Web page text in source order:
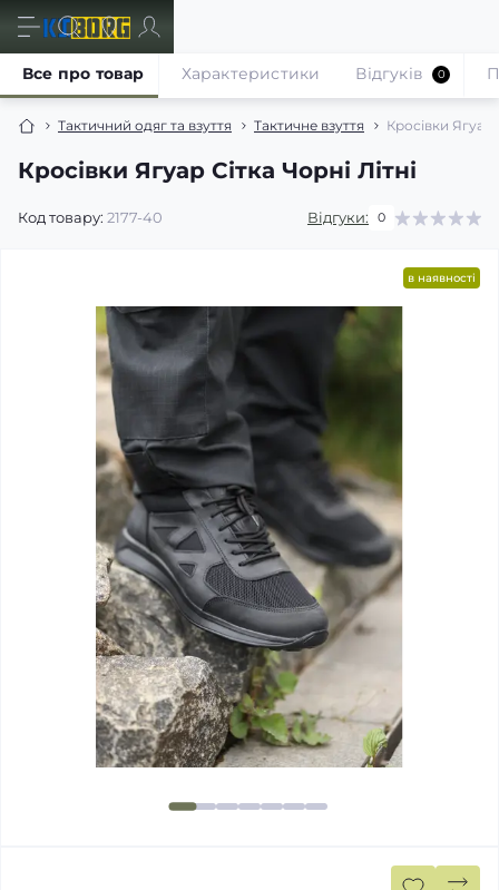
Тактичний одяг та взуття Тактичне взуття Кросівки Ягуар
Кросівки Ягуар Сітка Чорні Літні
Код товару: 2177-40 Відгуки: 0
Все про товар Характеристики Відгуків 0
в наявності